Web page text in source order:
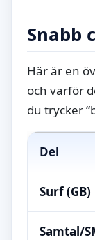
Snabb
Här är en
och varför
du trycker
Del
Surf (GB)
Samtal/